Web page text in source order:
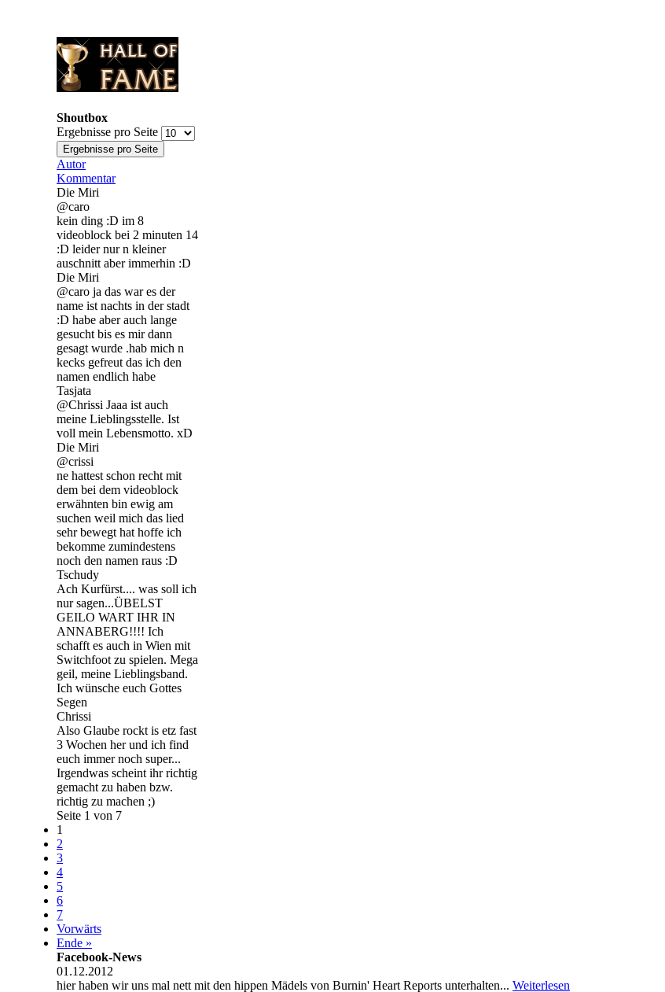
Shoutbox
Ergebnisse pro Seite
Autor
Kommentar
Die Miri
@caro
kein ding :D im 8
videoblock bei 2 minuten 14
:D leider nur n kleiner
auschnitt aber immerhin :D
Die Miri
@caro ja das war es der
name ist nachts in der stadt
:D habe aber auch lange
gesucht bis es mir dann
gesagt wurde .hab mich n
kecks gefreut das ich den
namen endlich habe
Tasjata
@Chrissi Jaaa ist auch
meine Lieblingsstelle. Ist
voll mein Lebensmotto. xD
Die Miri
@crissi
ne hattest schon recht mit
dem bei dem videoblock
erwähnten bin ewig am
suchen weil mich das lied
sehr bewegt hat hoffe ich
bekomme zumindestens
noch den namen raus :D
Tschudy
Ach Kurfürst.... was soll ich
nur sagen...ÜBELST
GEILO WART IHR IN
ANNABERG!!!! Ich
schafft es auch in Wien mit
Switchfoot zu spielen. Mega
geil, meine Lieblingsband.
Ich wünsche euch Gottes
Segen
Chrissi
Also Glaube rockt is etz fast
3 Wochen her und ich find
euch immer noch super...
Irgendwas scheint ihr richtig
gemacht zu haben bzw.
richtig zu machen ;)
Seite 1 von 7
1
2
3
4
5
6
7
Vorwärts
Ende »
Facebook-News
01.12.2012
hier haben wir uns mal nett mit den hippen Mädels von Burnin' Heart Reports unterhalten... Weiterlesen